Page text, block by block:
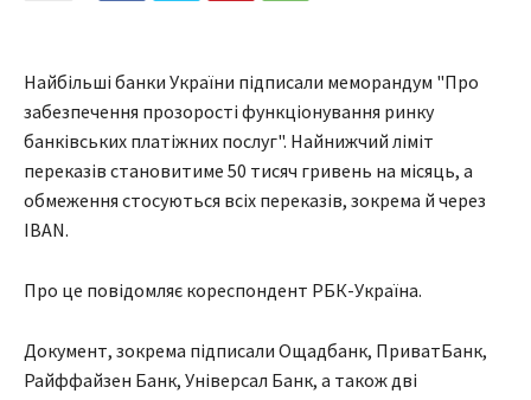
Найбільші банки України підписали меморандум "Про
забезпечення прозорості функціонування ринку
банківських платіжних послуг". Найнижчий ліміт
переказів становитиме 50 тисяч гривень на місяць, а
обмеження стосуються всіх переказів, зокрема й через
IBAN.
Про це повідомляє кореспондент РБК-Україна.
Документ, зокрема підписали Ощадбанк, ПриватБанк,
Райффайзен Банк, Універсал Банк, а також дві